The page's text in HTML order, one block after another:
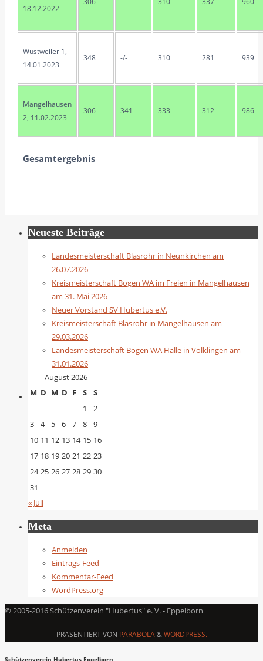
18.12.2022
Wustweiler 1,
14.01.2023
348 -/- 310 281 939
Mangelhausen
2, 11.02.2023
306 341 333 312 986
Gesamtergebnis
Neueste Beiträge
Landesmeisterschaft Blasrohr in Neunkirchen am
26.07.2026
Kreismeisterschaft Bogen WA im Freien in Mangelhausen
am 31. Mai 2026
Neuer Vorstand SV Hubertus e.V.
Kreismeisterschaft Blasrohr in Mangelhausen am
29.03.2026
Landesmeisterschaft Bogen WA Halle in Völklingen am
31.01.2026
August 2026
M D M D F S
S
1
2
3
4 5 6 7 8
9
10 11 12 13 14 15 16
17 18 19 20 21 22 23
24 25 26 27 28 29 30
31
« Juli
Meta
Anmelden
Eintrags-Feed
Kommentar-Feed
WordPress.org
© 2005-2016 Schützenverein "Hubertus" e. V. - Eppelborn
PRÄSENTIERT VON PARABOLA&WORDPRESS.
Schützenverein Hubertus Eppelborn